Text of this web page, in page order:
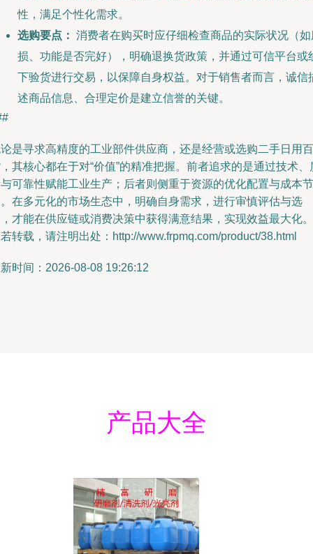
性，满足个性化需求。
选购要点： 消费者在购买时应仔细检查商品的实际状况（如
损、功能是否完好），明确退换货政策，并通过可信平台或
下验货进行交易，以保障自身权益。对于销售者而言，诚信
述商品信息、合理定价是建立信誉的关键。
是寻求高精度的工业部件供应商，还是经营或选购二手日用百
其核心都在于对“价值”的精准把握。前者追求的是通过技术、
可靠性赋能工业生产；后者则侧重于资源的优化配置与成本节
在多元化的市场生态中，明确自身需求，进行审慎评估与选
才能在供应链或消费决策中获得满意结果，实现效益最大化。
转载，请注明出处：http://www.frpmq.com/product/38.html
时间：2026-08-08 19:26:12
产品大全